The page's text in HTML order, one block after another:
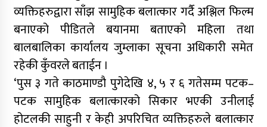
व्यक्तिहरुद्वारा साँझ सामुहिक बलात्कार गर्दै अश्लिल फिल्म
बनाएको पीडितले बयानमा बताएको महिला तथा
बालबालिका कार्यालय जुम्लाका सूचना अधिकारी समेत
रहेकी कुँवरले बताईन ।
‘पुस ३ गते काठमाण्डौ पुगेदेखि ४, ५ र ६ गतेसम्म पटक–
पटक सामुहिक बलात्कारको सिकार भएकी उनीलाई
होटलकी साहुनी र केही अपरिचित व्यक्तिहरुले बलात्कार